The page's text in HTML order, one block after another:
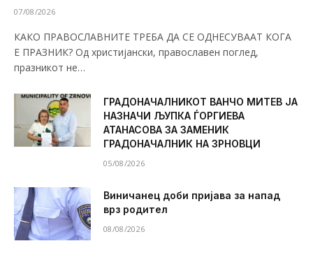
07/08/2026
КАКО ПРАВОСЛАВНИТЕ ТРЕБА ДА СЕ ОДНЕСУВААТ КОГА
Е ПРАЗНИК? Од христијански, православен поглед,
празникот не…
ГРАДОНАЧАЛНИКОТ ВАНЧО МИТЕВ ЈА
НАЗНАЧИ ЉУПКА ЃОРГИЕВА
АТАНАСОВА ЗА ЗАМЕНИК
ГРАДОНАЧАЛНИК НА ЗРНОВЦИ
05/08/2026
Виничанец доби пријава за напад
врз родител
08/08/2026